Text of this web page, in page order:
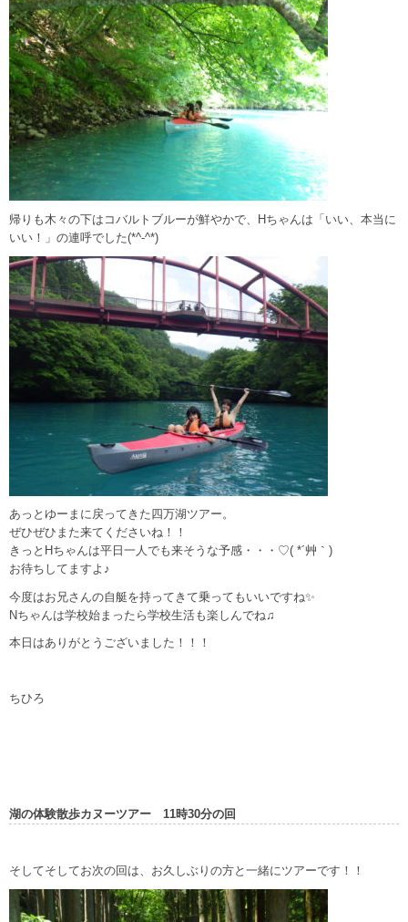
帰りも木々の下はコバルトブルーが鮮やかで、Hちゃんは「いい、本当に
いい！」の連呼でした(*^-^*)
あっとゆーまに戻ってきた四万湖ツアー。
ぜひぜひまた来てくださいね！！
きっとHちゃんは平日一人でも来そうな予感・・・♡( *´艸｀)
お待ちしてますよ♪
今度はお兄さんの自艇を持ってきて乗ってもいいですね✨
Nちゃんは学校始まったら学校生活も楽しんでね♫
本日はありがとうございました！！！
ちひろ
湖の体験散歩カヌーツアー 11時30分の回
そしてそしてお次の回は、お久しぶりの方と一緒にツアーです！！